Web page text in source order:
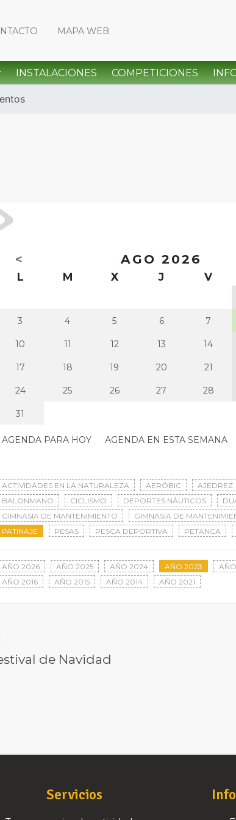
MAPA WEB
INSTALACIONES COMPETICIONES
< AGO 2026
L M X J V
3 4 5 6 7
10 11 12 13 14
17 18 19 20 21
24 25 26 27 28
31
AGENDA PARA HOY AGENDA EN ESTA SEMANA
ACTIVIDADES EN LA NATURALEZA AERÓBIC AJEDREZ
BALONMANO
CICLISMO DEPORTES NÁUTICOS
GIMNASIA DE MANTENIMIENTO
GIMNASIA DE
PATINAJE
PESAS PESCA DEPORTIVA PETANCA
AÑO 2026 AÑO 2025 AÑO 2024 AÑO 2023
AÑO 2016
AÑO 2015 AÑO 2014 AÑO 2021
de Navidad
Servicios